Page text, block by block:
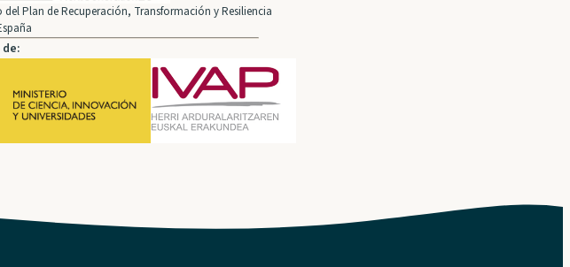
Plan de Recuperación, Transformación y Resiliencia